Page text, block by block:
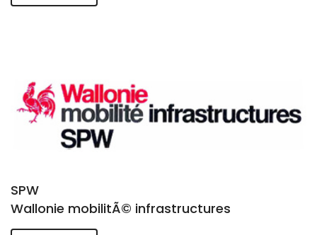
SPW
Wallonie mobilitÃ© infrastructures